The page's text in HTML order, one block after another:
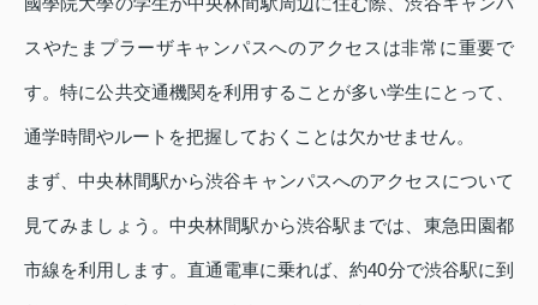
スやたまプラーザキャンパスへのアクセスは非常に重要で
す。特に公共交通機関を利用することが多い学生にとって、
通学時間やルートを把握しておくことは欠かせません。
まず、中央林間駅から渋谷キャンパスへのアクセスについて
見てみましょう。中央林間駅から渋谷駅までは、東急田園都
市線を利用します。直通電車に乗れば、約40分で渋谷駅に到